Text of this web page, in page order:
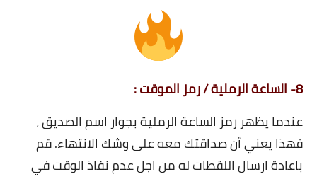
8- الساعة الرملية / رمز الموقت :
عندما يظهر رمز الساعة الرملية بجوار اسم الصديق ،
فهذا يعني أن صداقتك معه على وشك الانتهاء. قم
باعادة ارسال اللقطات له من اجل عدم نفاذ الوقت في